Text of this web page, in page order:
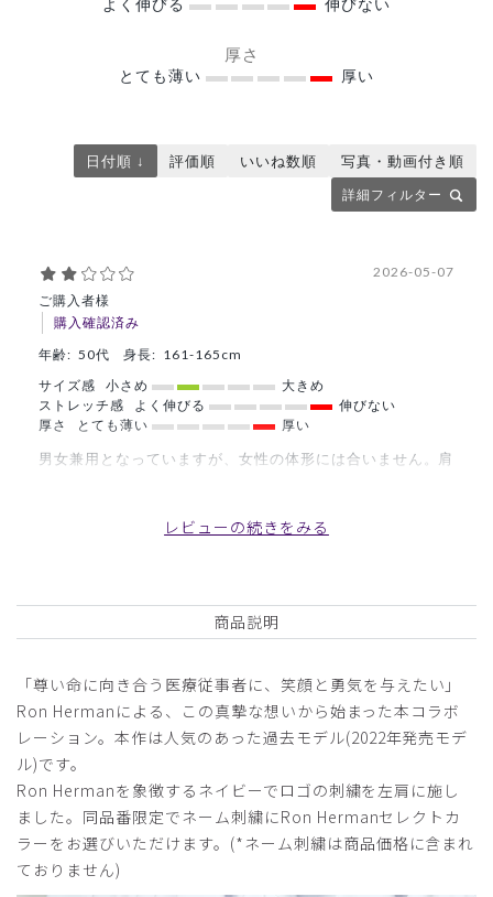
厚さ
とても薄い 厚い
詳細フィルター
日付順 ↓ 評価順 いいね数順 写真・動画付き順
ご購入者様
購入確認済み
2026-05-07
年齢: 50代 身長: 161-165cm
サイズ感
小さめ
大きめ
ストレッチ感
よく伸びる
伸びない
厚さ
とても薄い 厚い
男女兼用となっていますが、女性の体形には合いません。肩
で、服の上から着て作業をする白衣としては不向きです。試
刺繍色 ゴールド、ネイビー、オフホワイト)/白/S
キヨ様
購入確認済み
年齢:40代 身長:176-180cm 体重:71-75kg
ショップコート ワークコートのような感じで求めていたも
レビューの続きをみる
商品説明
「尊い命に向き合う医療従事者に、笑顔と勇気を与えたい」
Ron Hermanによる、この真摯な想いから始まった本コラボ
レーション。本作は人気のあった過去モデル(2022年発売モデ
ル)です。
Ron Hermanを象徴するネイビーでロゴの刺繍を左肩に施し
ました。同品番限定でネーム刺繍にRon Hermanセレクトカ
ラーをお選びいただけます。(*ネーム刺繍は商品価格に含まれ
ておりません)